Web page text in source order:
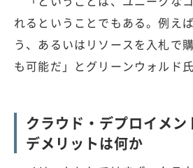
れるということでもある。例え
う、あるいはリソースを入札で
も可能だ」とグリーンウォルド氏
クラウド・デプロイメン
デメリットは何か